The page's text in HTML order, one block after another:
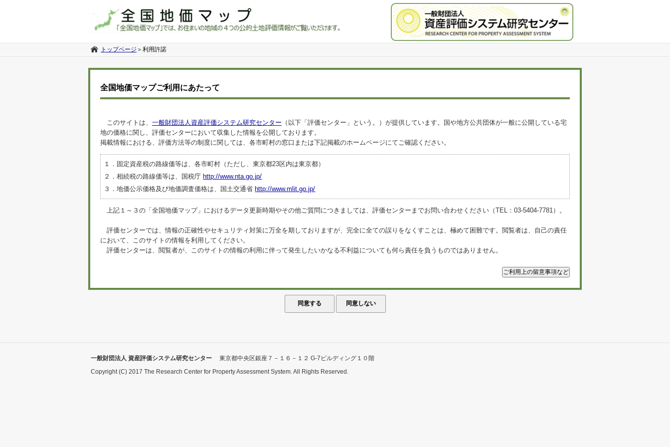
トップページ ＞ 利用許諾
全国地価マップご利用にあたって
このサイトは、 一般財団法人資産評価システム研究センター （以下「評価センター」という。）が提供しています。国や地方公共団体が一般に公開している宅
地の価格に関し、評価センターにおいて収集した情報を公開しております。
掲載情報における、評価方法等の制度に関しては、各市町村の窓口または下記掲載のホームページにてご確認ください。
１．固定資産税の路線価等は、各市町村（ただし、東京都23区内は東京都）
２．相続税の路線価等は、国税庁 http://www.nta.go.jp/
３．地価公示価格及び地価調査価格は、国土交通省 http://www.mlit.go.jp/
上記１～３の「全国地価マップ」におけるデータ更新時期やその他ご質問につきましては、評価センターまでお問い合わせください（TEL：03-5404-7781）。
評価センターでは、情報の正確性やセキュリティ対策に万全を期しておりますが、完全に全ての誤りをなくすことは、極めて困難です。閲覧者は、自己の責任
において、このサイトの情報を利用してください。
評価センターは、閲覧者が、このサイトの情報の利用に伴って発生したいかなる不利益についても何ら責任を負うものではありません。
一般財団法人 資産評価システム研究センター
東京都中央区銀座７－１６－１２ G-7ビルディング１０階
Copyright (C) 2017 The Research Center for Property Assessment System. All Rights Reserved.